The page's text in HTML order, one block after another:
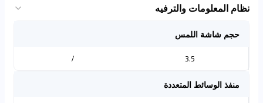
نظام المعلومات والترفيه
حجم شاشة اللمس
3.5
/
منفذ الوسائط المتعددة